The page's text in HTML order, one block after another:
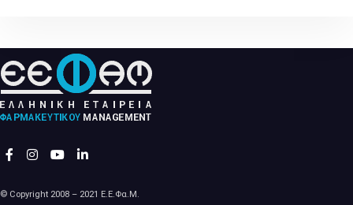
© Copyright 2008 – 2021 Ε.Ε.Φα.Μ.